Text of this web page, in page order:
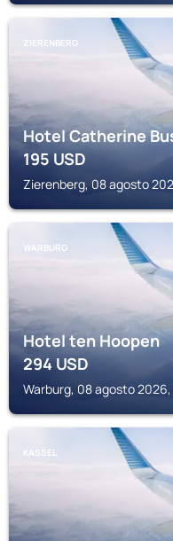
ZIERENBERG
Hotel Catherine
195USD
Zierenberg, 08 agosto
WARBURG
Hotel ten Hoopen
294USD
Warburg, 08 agosto
KASSEL